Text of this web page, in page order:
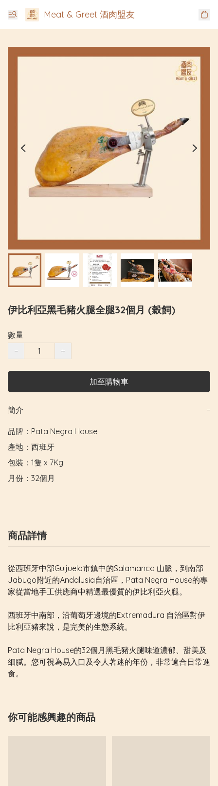
Meat & Greet 酒肉盟友
伊比利亞黑毛豬火腿全腿32個月 (穀飼)
數量
−
+
加至購物車
簡介 −
品牌：Pata Negra House
產地：西班牙
包裝：1隻 x 7Kg
月份：32個月
商品詳情
從西班牙中部Guijuelo市鎮中的Salamanca 山脈，到南部
Jabugo附近的Andalusia自治區，Pata Negra House的專
家從當地手工供應商中精選最優質的伊比利亞火腿。
西班牙中南部，沿葡萄牙邊境的Extremadura 自治區對伊
比利亞豬來說，是完美的生態系統。
Pata Negra House的32個月黑毛豬火腿味道濃郁、甜美及
細膩。您可視為易入口及令人著迷的年份，非常適合日常進
食。
你可能感興趣的商品